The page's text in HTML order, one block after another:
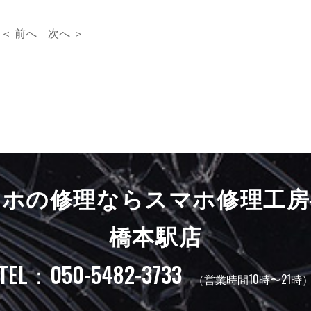
＜ 前へ 次へ ＞
の修理ならスマホ修理工
橋本駅店
：050-5482-3733 （営業時間10時〜21時